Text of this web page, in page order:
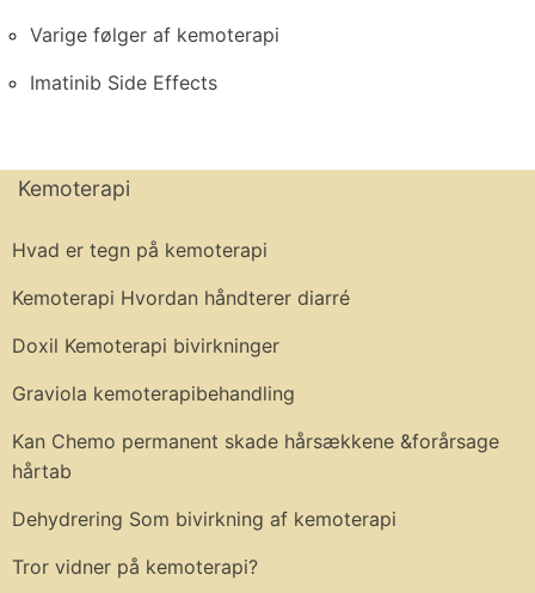
Varige følger af kemoterapi
Imatinib Side Effects
Kemoterapi
Hvad er tegn på kemoterapi
Kemoterapi Hvordan håndterer diarré
Doxil Kemoterapi bivirkninger
Graviola kemoterapibehandling
Kan Chemo permanent skade hårsækkene &forårsage
hårtab
Dehydrering Som bivirkning af kemoterapi
Tror vidner på kemoterapi?